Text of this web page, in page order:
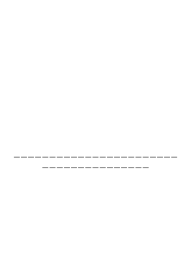
ーーーーーーーーーーーーーーーーーーーーーーー
ーーーーーーーーーーーーーーー